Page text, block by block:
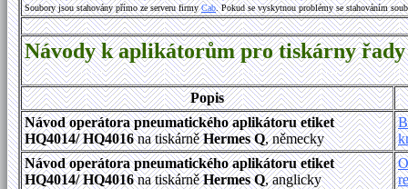
Soubory jsou stahovány přímo ze serveru firmyCab. Pokud se vyskytnou problémy se stahováním
Návody k aplikátorům pro tiskárny
Popis
Návod operátora pneumatického aplikátoru etiket
HQ4014/ HQ4016na tiskárněHermes Q, německy
Návod operátora pneumatického aplikátoru etiket
HQ4014/ HQ4016na tiskárněHermes Q, anglicky